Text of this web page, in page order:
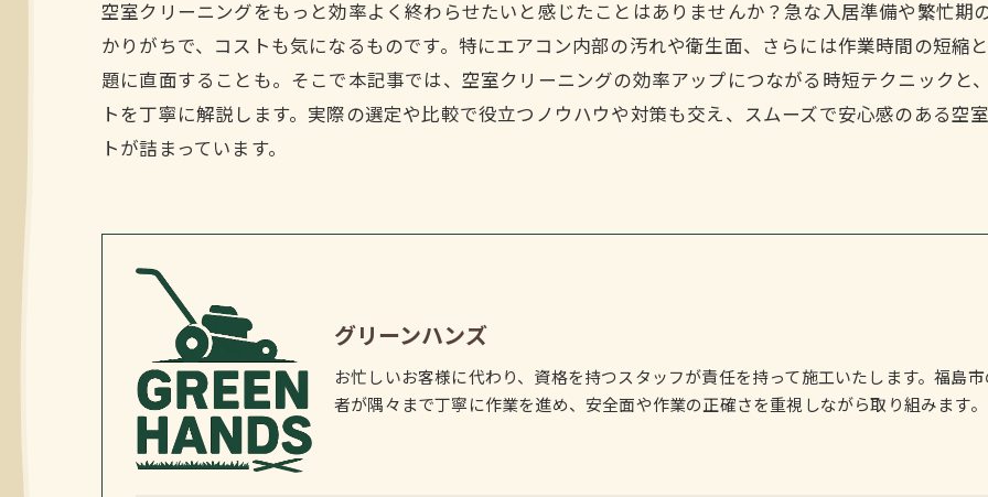
空室クリーニングをもっと効率よく終わらせたいと感じたことはありませんか？急な入居準備や繁忙
かりがちで、コストも気になるものです。特にエアコン内部の汚れや衛生面、さらには作業時間の短縮
題に直面することも。そこで本記事では、空室クリーニングの効率アップにつながる時短テクニック
トを丁寧に解説します。実際の選定や比較で役立つノウハウや対策も交え、スムーズで安心感のある
トが詰まっています。
グリーンハンズ
お忙しいお客様に代わり、資格を持つスタッフが責任を持って施工いたします。福島
者が隅々まで丁寧に作業を進め、安全面や作業の正確さを重視しながら取り組みます。